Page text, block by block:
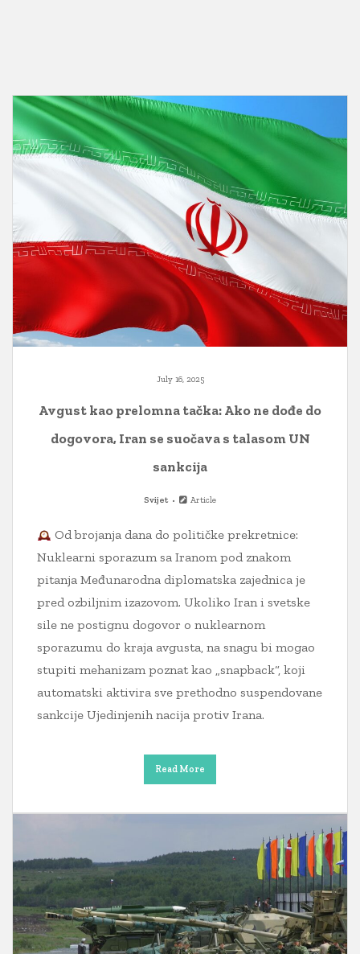
July 16, 2025
Avgust kao prelomna tačka: Ako ne dođe do
dogovora, Iran se suočava s talasom UN
sankcija
Svijet Article
Od brojanja dana do političke prekretnice:
Nuklearni sporazum sa Iranom pod znakom
pitanja Međunarodna diplomatska zajednica je
pred ozbiljnim izazovom. Ukoliko Iran i svetske
sile ne postignu dogovor o nuklearnom
sporazumu do kraja avgusta, na snagu bi mogao
stupiti mehanizam poznat kao „snapback“, koji
automatski aktivira sve prethodno suspendovane
sankcije Ujedinjenih nacija protiv Irana.
Read More